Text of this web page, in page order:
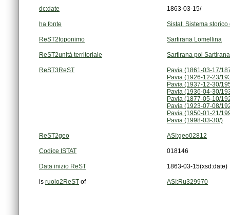
dc:date 1863-03-15/
ha fonte Sistat. Sistema
ReST2toponimo Sartirana Lomellina
ReST2unità territoriale Sartirana poi
ReST3ReST
Pavia (1861-03-17/
Pavia (1926-12-23/
Pavia (1937-12-30/
Pavia (1936-04-30/
Pavia (1877-05-10/
Pavia (1923-07-08/
Pavia (1950-01-21/
Pavia (1998-03-30/)
ReST2geo ASI:geo02812
Codice ISTAT 018146
Data inizio ReST 1863-03-15(xsd:date)
is ruolo2ReST of ASI:Ru329970